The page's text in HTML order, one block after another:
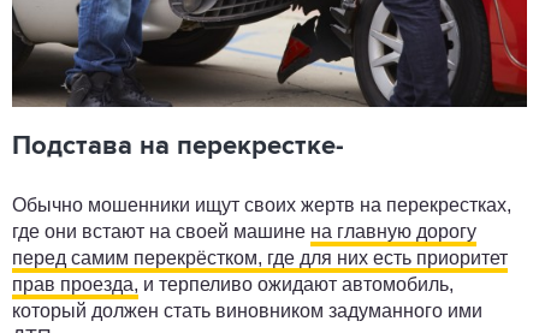
Подстава на перекрестке-
Обычно мошенники ищут своих жертв на перекрестках,
где они встают на своей машине на главную дорогу
перед самим перекрёстком, где для них есть приоритет
прав проезда, и терпеливо ожидают автомобиль,
который должен стать виновником задуманного ими